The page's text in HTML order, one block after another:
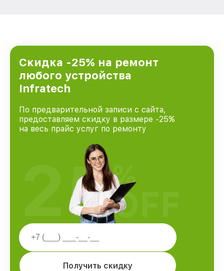
Скидка -25% на ремонт
любого устройства
Infratech
По предварительной записи с сайта,
предоставляем скидку в размере -25%
на весь прайс услуг по ремонту
Получить скидку
25%
OFF